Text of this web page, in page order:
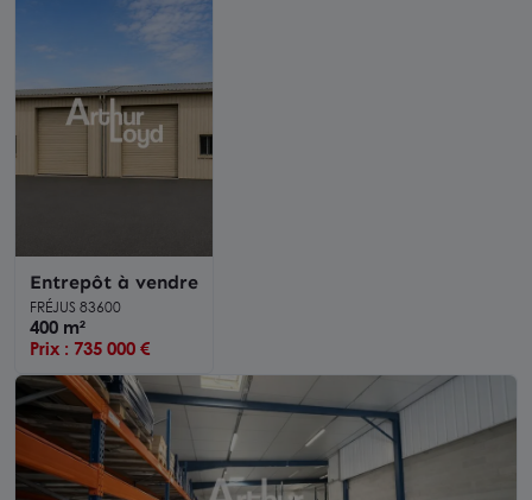
Entrepôt à vendre
FRÉJUS 83600
400 m²
Prix : 735 000 €